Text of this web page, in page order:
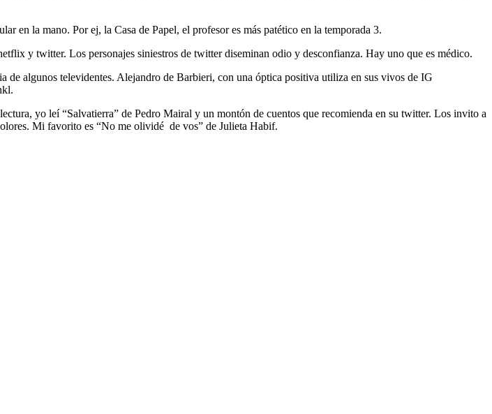
en la mano. Por ej, la Casa de Papel, el profesor es más patético en la temporada 3.
y twitter. Los personajes siniestros de twitter diseminan odio y desconfianza. Hay uno que es médico.
algunos televidentes. Alejandro de Barbieri, con una óptica positiva utiliza en sus vivos de IG
yo leí “Salvatierra” de Pedro Mairal y un montón de cuentos que recomienda en su twitter. Los invito a
Mi favorito es “No me olividé de vos” de Julieta Habif.